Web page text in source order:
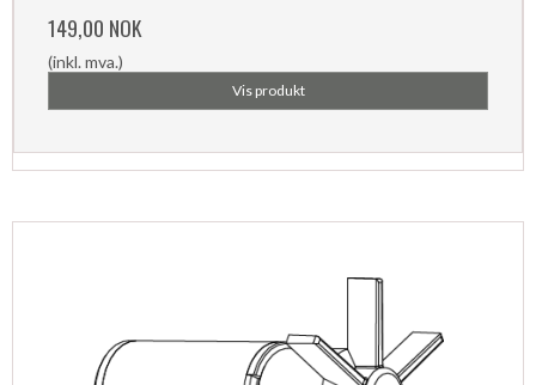
149,00 NOK
(inkl. mva.)
Vis produkt